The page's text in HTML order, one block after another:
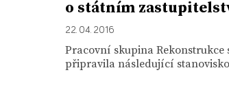
o státním
22. 04. 2016
Pracovní skupina
připravila následující